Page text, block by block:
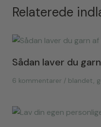
Relaterede
Sådan laver du
6 kommentarer / blandet,